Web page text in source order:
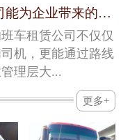
班车租赁公司能为企业带来的深层价值
租赁公司不仅仅
机，更能通过路线
理层大...
更多+